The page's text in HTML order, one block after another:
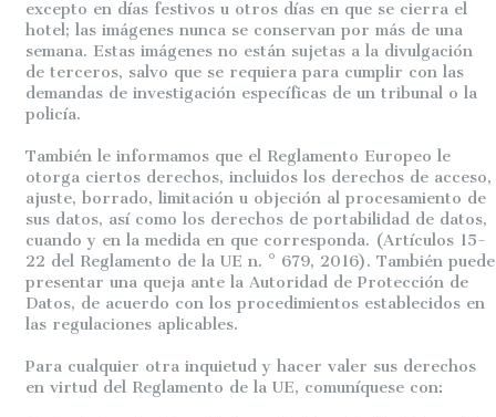
excepto en días festivos u otros días en que se cierra el
hotel; las imágenes nunca se conservan por más de una
semana. Estas imágenes no están sujetas a la divulgación
de terceros, salvo que se requiera para cumplir con las
demandas de investigación específicas de un tribunal o la
policía.
También le informamos que el Reglamento Europeo le
otorga ciertos derechos, incluidos los derechos de acceso,
ajuste, borrado, limitación u objeción al procesamiento de
sus datos, así como los derechos de portabilidad de datos,
cuando y en la medida en que corresponda. (Artículos 15-
22 del Reglamento de la UE n. ° 679, 2016). También puede
presentar una queja ante la Autoridad de Protección de
Datos, de acuerdo con los procedimientos establecidos en
las regulaciones aplicables.
Para cualquier otra inquietud y hacer valer sus derechos
en virtud del Reglamento de la UE, comuníquese con: